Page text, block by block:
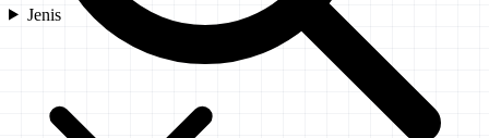
Jenis